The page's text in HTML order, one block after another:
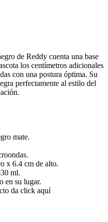
de Reddy cuenta una base
los centímetros adicionales
con una postura óptima. Su
perfectamente al estilo del
mate.
x 6.4 cm de alto.
ml.
en su lugar.
da click aquí